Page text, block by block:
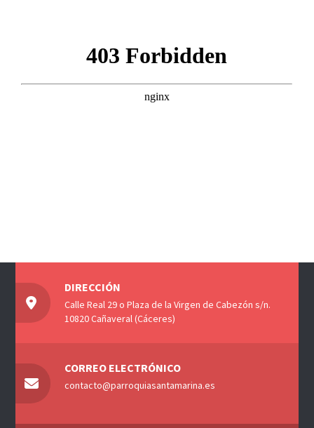
DIRECCIÓN
Calle Real 29 o Plaza de la Virgen de Cabezón s/n.
10820 Cañaveral (Cáceres)
CORREO ELECTRÓNICO
contacto@parroquiasantamarina.es